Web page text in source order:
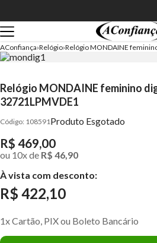
AConfiança Relógio Relógio MONDAINE
Relógio MONDAINE feminino
32721LPMVDE1
108591 Produto Esgotado
R$ 469,00
ou 10xde R$ 46,90
À vista com desconto:
R$ 422,10
1x Cartão, PIX ou Boleto Bancário